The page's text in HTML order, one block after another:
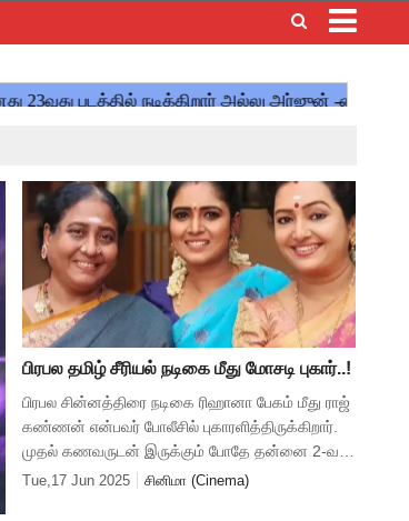
பிரபல தமிழ் சீரியல் நடிகை மீது மோசடி புகார்..!
பிரபல சின்னத்திரை நடிகை ரிஹானா பேகம் மீது ராஜ்
கண்ணன் என்பவர் போலீசில் புகாரளித்திருக்கிறார்.
முதல் கணவருடன் இருக்கும் போதே தன்னை 2-வது
திருமணம் செய்து பண மோசடியில் ஈடுபட்டதாக
Tue,17 Jun 2025 சினிமா (Cinema)